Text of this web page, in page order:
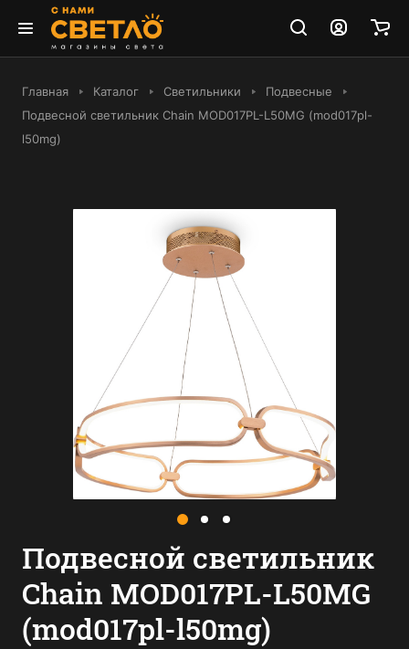
Главная Каталог Светильники
Подвесные
Подвесной светильник Chain MOD017PL-L50MG (mod017pl-
l50mg)
Подвесной светильник
Chain MOD017PL-L50MG
(mod017pl-l50mg)